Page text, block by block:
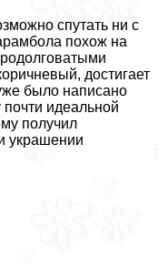
спутать ни с
похож на
достигает
было написано
идеальной
получил
украшении